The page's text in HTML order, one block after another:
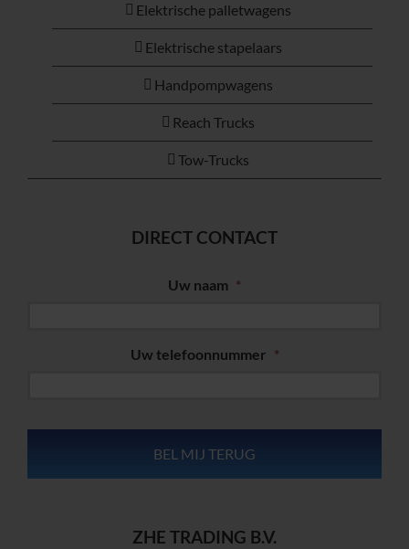
Elektrische palletwagens
Elektrische stapelaars
Handpompwagens
Reach Trucks
Tow-Trucks
DIRECT CONTACT
Uw naam *
Uw telefoonnummer *
ZHE TRADING B.V.